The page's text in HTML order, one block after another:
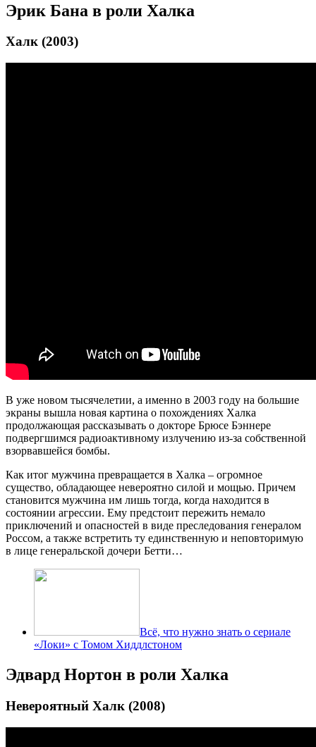
Эрик Бана в роли Халка
Халк (2003)
В уже новом тысячелетии, а именно в 2003 году на большие
экраны вышла новая картина о похождениях Халка
продолжающая рассказывать о докторе Брюсе Бэннере
подвергшимся радиоактивному излучению из-за собственной
взорвавшейся бомбы.
Как итог мужчина превращается в Халка – огромное
существо, обладающее невероятно силой и мощью. Причем
становится мужчина им лишь тогда, когда находится в
состоянии агрессии. Ему предстоит пережить немало
приключений и опасностей в виде преследования генералом
Россом, а также встретить ту единственную и неповторимую
в лице генеральской дочери Бетти…
Всё, что нужно знать о сериале
«Локи» с Томом Хиддлстоном
Эдвард Нортон в роли Халка
Невероятный Халк (2008)